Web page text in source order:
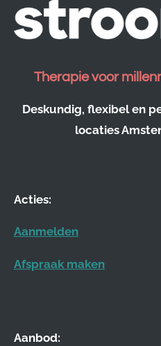
Therapie voor
Deskundig, flexibel en
locaties
Acties:
Aanmelden
Afspraak maken
Aanbod: